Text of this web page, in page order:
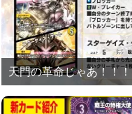
天門の革命じゃあ！！！